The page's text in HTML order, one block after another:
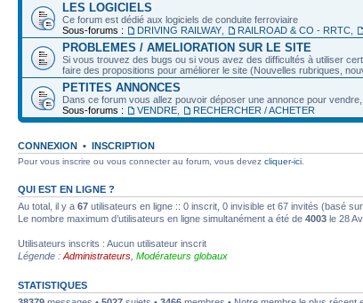
LES LOGICIELS
Ce forum est dédié aux logiciels de conduite ferroviaire
Sous-forums :
DRIVING RAILWAY RAILROAD & CO - RRTC
PROBLEMES / AMELIORATION SUR LE SITE
Si vous trouvez des bugs ou si vous avez des difficultés à utiliser
faire des propositions pour améliorer le site (Nouvelles rubriques,
PETITES ANNONCES
Dans ce forum vous allez pouvoir déposer une annonce pour
Sous-forums :
VENDRE RECHERCHER / ACHETER
CONNEXION • INSCRIPTION
Pour vous inscrire ou vous connecter au forum, vous devez cliquer-ici
QUI EST EN LIGNE ?
Au total, il y a 67 utilisateurs en ligne :: 0 inscrit, 0 invisible et 67 invités (basé
Le nombre maximum d’utilisateurs en ligne simultanément a été de 4003 le 28
Utilisateurs inscrits : Aucun utilisateur inscrit
Légende : Administrateurs Modérateurs globaux
STATISTIQUES